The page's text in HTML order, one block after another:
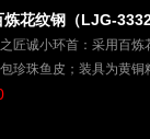
炼花纹钢（LJG-
匠诚小环首：采用百
珍珠鱼皮；装具为黄